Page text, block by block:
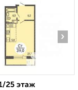
›
25 этаж